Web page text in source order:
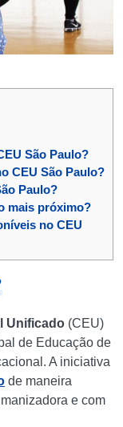
São Paulo?
CEU São Paulo?
Paulo?
mais próximo?
no CEU
Unificado (CEU)
de Educação de
A iniciativa
de maneira
e com